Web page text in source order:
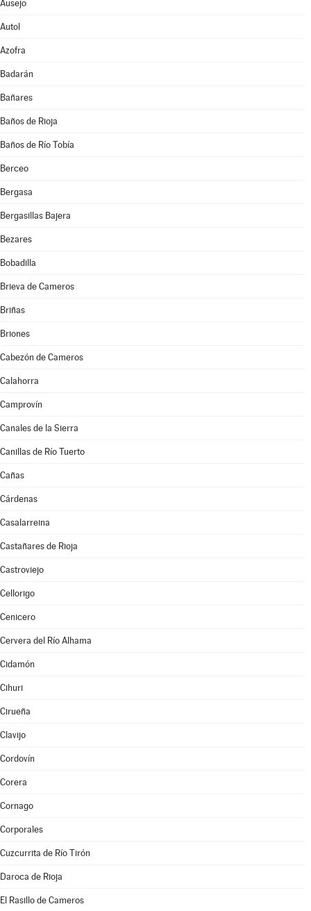
Ausejo
Autol
Azofra
Badarán
Bañares
Baños de Rioja
Baños de Río Tobía
Berceo
Bergasa
Bergasillas Bajera
Bezares
Bobadilla
Brieva de Cameros
Briñas
Briones
Cabezón de Cameros
Calahorra
Camprovín
Canales de la Sierra
Canillas de Río Tuerto
Cañas
Cárdenas
Casalarreina
Castañares de Rioja
Castroviejo
Cellorigo
Cenicero
Cervera del Río Alhama
Cidamón
Cihuri
Cirueña
Clavijo
Cordovín
Corera
Cornago
Corporales
Cuzcurrita de Río Tirón
Daroca de Rioja
El Rasillo de Cameros